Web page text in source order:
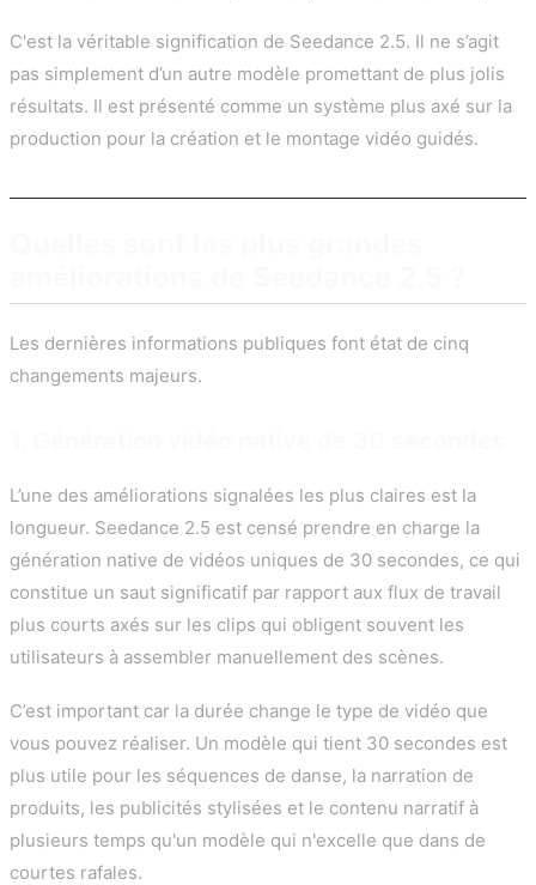
C'est la véritable signification de Seedance 2.5. Il ne s’agit
pas simplement d’un autre modèle promettant de plus jolis
résultats. Il est présenté comme un système plus axé sur la
production pour la création et le montage vidéo guidés.
Les dernières informations publiques font état de cinq
changements majeurs.
L’une des améliorations signalées les plus claires est la
longueur. Seedance 2.5 est censé prendre en charge la
génération native de vidéos uniques de 30 secondes, ce qui
constitue un saut significatif par rapport aux flux de travail
plus courts axés sur les clips qui obligent souvent les
utilisateurs à assembler manuellement des scènes.
C’est important car la durée change le type de vidéo que
vous pouvez réaliser. Un modèle qui tient 30 secondes est
plus utile pour les séquences de danse, la narration de
produits, les publicités stylisées et le contenu narratif à
plusieurs temps qu'un modèle qui n'excelle que dans de
courtes rafales.